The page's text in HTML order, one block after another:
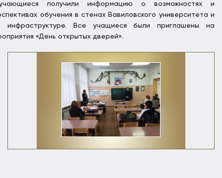
получили информацию о возможностях и
обучения в стенах Вавиловского университета и
инфраструктуре. Все учащиеся были приглашены на
«День открытых дверей».